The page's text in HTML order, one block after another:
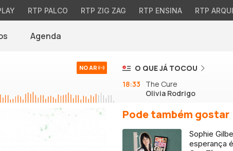
RTP PALCO RTP ZIG ZAG RTP ENSINA RTP
Agenda
NO AR
O QUE JÁ TOCOU
18:33
The Cure
Olivia Rodrigo
Pode também gostar
Sophie
esperança